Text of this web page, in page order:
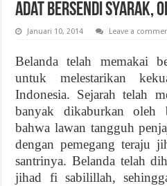
Adat Bersendi Syarak,
Januari 10, 2014 Leave a
Belanda telah memakai
untuk melestarikan
Indonesia. Sejarah telah
banyak dikaburkan oleh
bahwa lawan tangguh
dengan pemegang teraju
santrinya. Belanda telah
jihad fi sabilillah,